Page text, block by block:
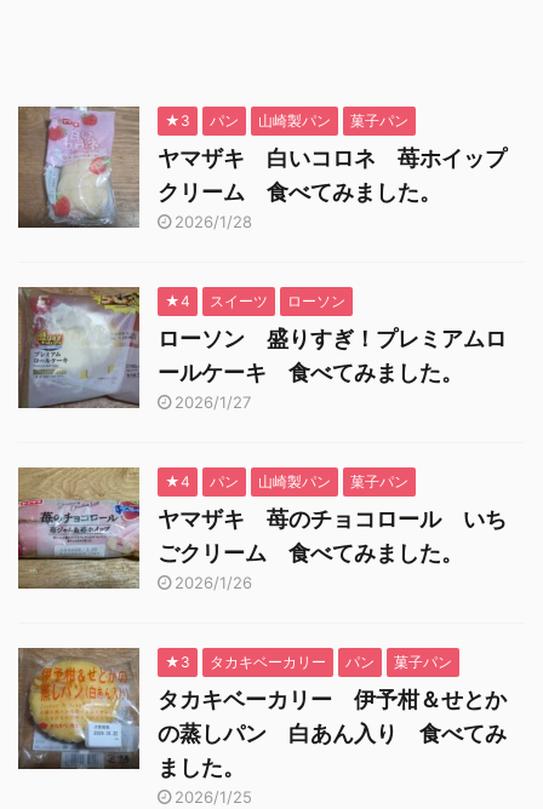
★3 パン 山崎製パン 菓子パン
ヤマザキ 白いコロネ 苺ホイップ
クリーム 食べてみました。
2026/1/28
★4 スイーツ ローソン
ローソン 盛りすぎ！プレミアムロ
ールケーキ 食べてみました。
2026/1/27
★4 パン 山崎製パン 菓子パン
ヤマザキ 苺のチョコロール いち
ごクリーム 食べてみました。
2026/1/26
★3 タカキベーカリー パン 菓子パン
タカキベーカリー 伊予柑＆せとか
の蒸しパン 白あん入り 食べてみ
ました。
2026/1/25